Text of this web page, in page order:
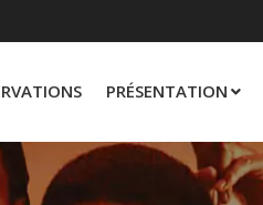
PRÉSENTATION